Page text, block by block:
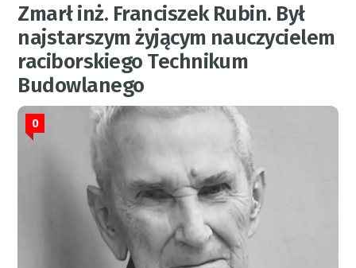
Zmarł inż. Franciszek Rubin. Był
najstarszym żyjącym nauczycielem
raciborskiego Technikum
Budowlanego
0